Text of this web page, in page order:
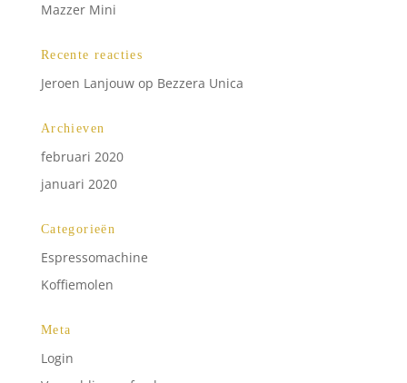
Mazzer Mini
Recente reacties
Jeroen Lanjouwop Bezzera Unica
Archieven
februari 2020
januari 2020
Categorieën
Espressomachine
Koffiemolen
Meta
Login